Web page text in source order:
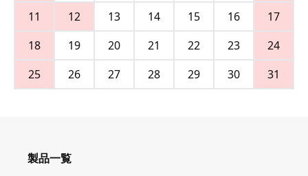
11
12 13 14 15 16
17
18
19 20 21 22 23
24
25
26 27 28 29 30 31
製品一覧